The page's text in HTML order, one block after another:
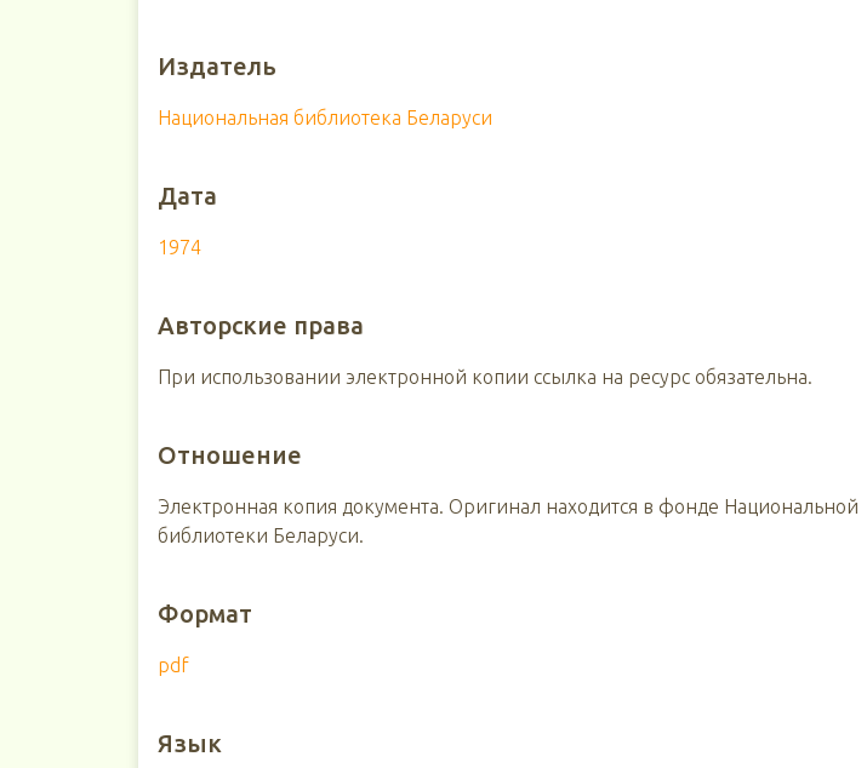
Издатель
Национальная библиотека Беларуси
Дата
1974
Авторские права
При использовании электронной копии ссылка на ресурс обязательна.
Отношение
Электронная копия документа. Оригинал находится в фонде Национальной
библиотеки Беларуси.
Формат
pdf
Язык